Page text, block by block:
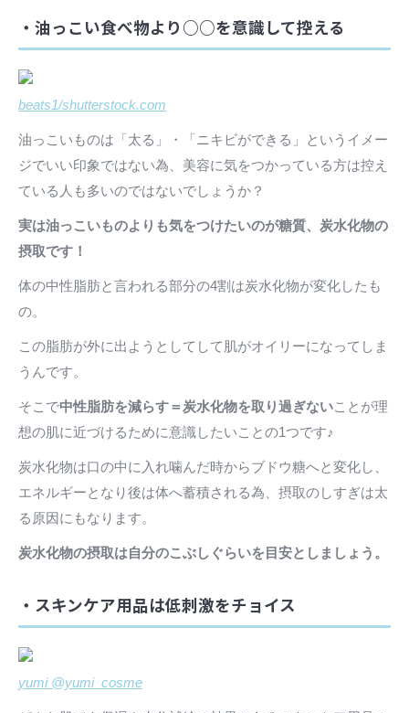
・油っこい食べ物より○○を意識して控える
beats1/shutterstock.com
油っこいものは「太る」・「ニキビができる」というイメー
ジでいい印象ではない為、美容に気をつかっている方は控え
ている人も多いのではないでしょうか？
実は油っこいものよりも気をつけたいのが糖質、炭水化物の
摂取です！
体の中性脂肪と言われる部分の4割は炭水化物が変化したも
の。
この脂肪が外に出ようとしてして肌がオイリーになってしま
うんです。
そこで中性脂肪を減らす＝炭水化物を取り過ぎないことが理
想の肌に近づけるために意識したいことの1つです♪
炭水化物は口の中に入れ噛んだ時からブドウ糖へと変化し、
エネルギーとなり後は体へ蓄積される為、摂取のしすぎは太
る原因にもなります。
炭水化物の摂取は自分のこぶしぐらいを目安としましょう。
・スキンケア用品は低刺激をチョイス
yumi @yumi_cosme